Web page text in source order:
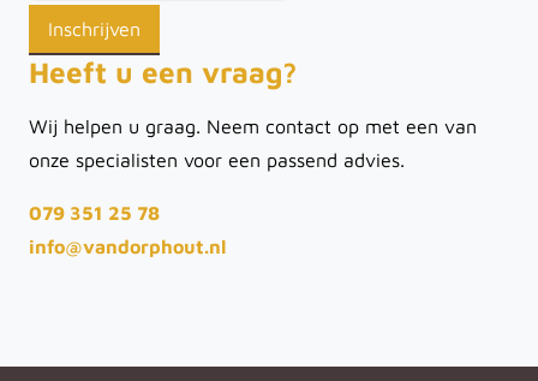
Heeft u een vraag?
Wij helpen u graag. Neem contact op met een van
onze specialisten voor een passend advies.
079 351 25 78
info@vandorphout.nl